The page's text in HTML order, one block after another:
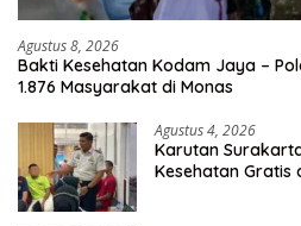
Agustus 8, 2026
Bakti Kesehatan Kodam Jaya –
1.876 Masyarakat di Monas
Agustus 4, 2026
Karutan
Kesehatan Gratis